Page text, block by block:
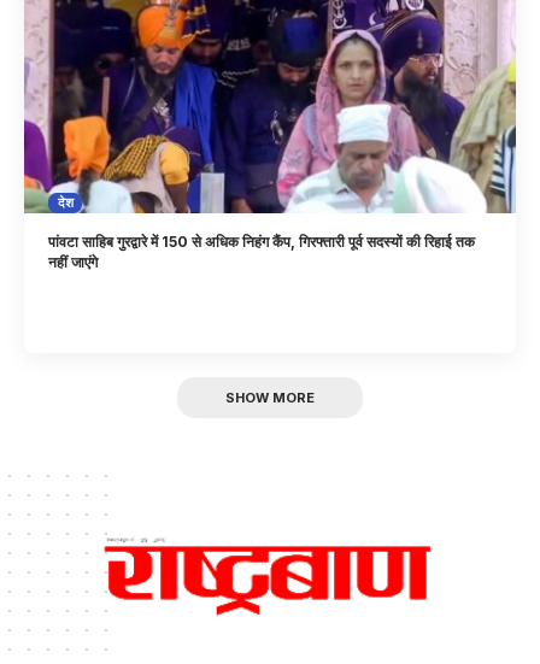
देश
पांवटा साहिब गुरद्वारे में 150 से अधिक निहंग कैंप, गिरफ्तारी पूर्व सदस्यों की रिहाई तक
नहीं जाएंगे
SHOW MORE